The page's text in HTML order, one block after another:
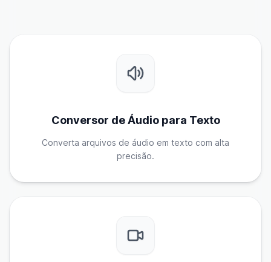
Conversor de Áudio para Texto
Converta arquivos de áudio em texto com alta
precisão.